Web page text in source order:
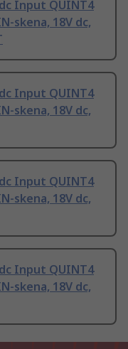
Input QUINT4
skena, 18V dc,
Input QUINT4
skena, 18V dc,
Input QUINT4
skena, 18V dc,
Input QUINT4
skena, 18V dc,